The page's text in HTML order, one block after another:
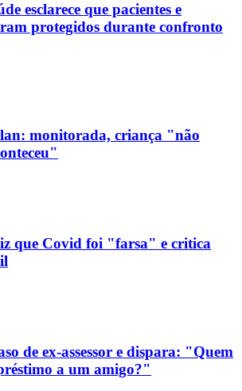
esclarece que pacientes e
protegidos durante confronto
monitorada, criança "não
que Covid foi "farsa" e critica
de ex-assessor e dispara: "Quem
a um amigo?"